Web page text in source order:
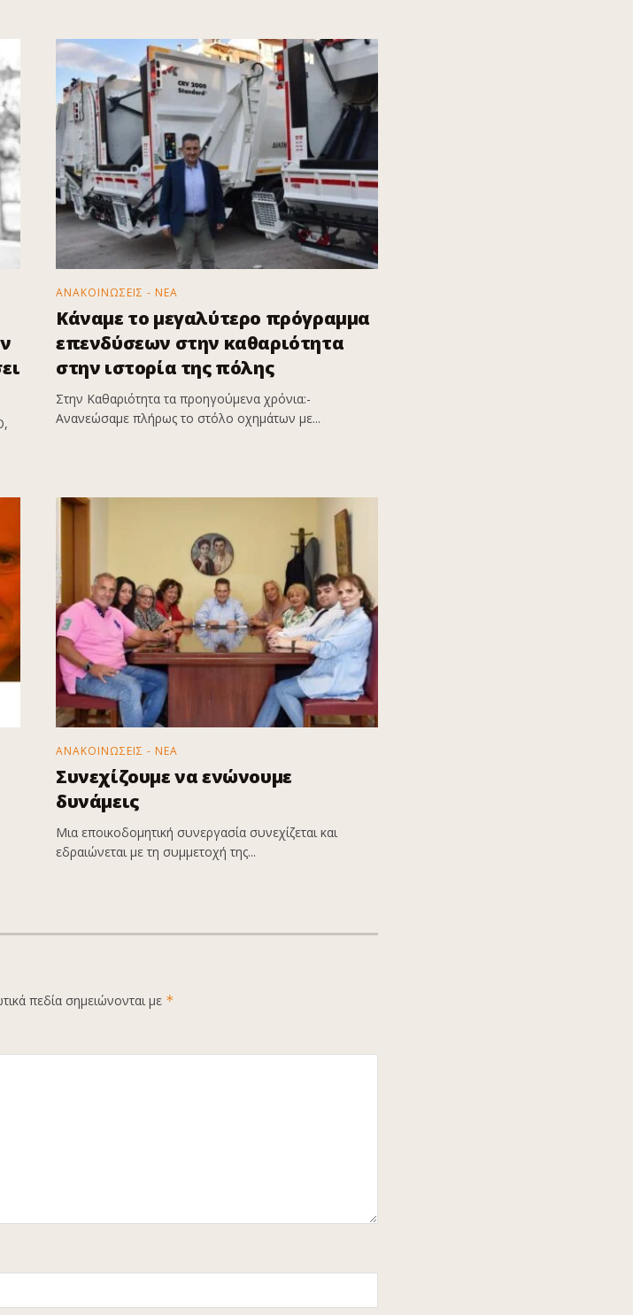
ΑΝΑΚΟΙΝΩΣΕΙΣ - ΝΕΑ
Κάναμε το μεγαλύτερο πρόγραμμα
επενδύσεων στην καθαριότητα
στην ιστορία της πόλης
Στην Καθαριότητα τα προηγούμενα χρόνια:-
Ανανεώσαμε πλήρως το στόλο οχημάτων με...
ΑΝΑΚΟΙΝΩΣΕΙΣ - ΝΕΑ
Συνεχίζουμε να ενώνουμε
δυνάμεις
Μια εποικοδομητική συνεργασία συνεχίζεται και
εδραιώνεται με τη συμμετοχή της...
πεδία σημειώνονται με *